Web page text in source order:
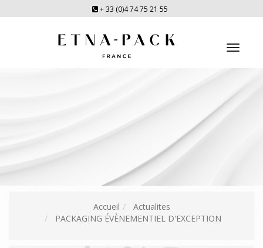
+ 33 (0)4 74 75 21 55
Accueil
Actualites
PACKAGING ÉVÈNEMENTIEL D'EXCEPTION